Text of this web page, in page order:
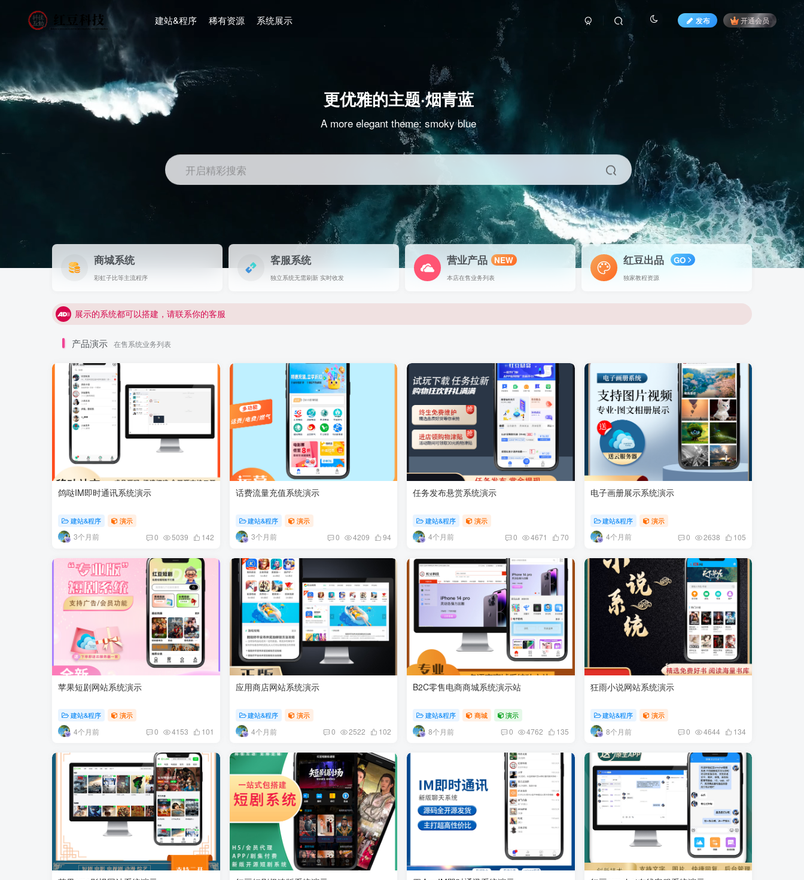
建站&程序 稀有资源 系统展示 发布 开通会员
更优雅的主题·烟青蓝
A more elegant theme: smoky blue
开启精彩搜索
商城系统
彩虹子比等主流程序
客服系统
独立系统无需刷新 实时收发
营业产品 NEW
本店在售业务列表
红豆出品 GO
独家教程资源
展示的系统都可以搭建，请联系你的客服
产品演示 在售系统业务列表
鸽哒IM即时通讯系统演示
建站&程序 演示
3个月前 0 5039 142
话费流量充值系统演示
建站&程序 演示
3个月前 0 4209 94
任务发布悬赏系统演示
建站&程序 演示
4个月前 0 4671 70
电子画册展示系统演示
建站&程序 演示
4个月前 0 2638 105
苹果短剧网站系统演示
建站&程序 演示
4个月前 0 4153 101
应用商店网站系统演示
建站&程序 演示
4个月前 0 2522 102
B2C零售电商商城系统演示站
建站&程序 商城 演示
8个月前 0 4762 135
狂雨小说网站系统演示
建站&程序 演示
8个月前 0 4644 134